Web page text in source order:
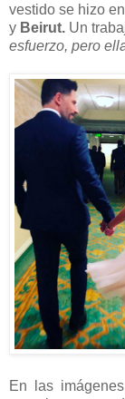
vestido se hizo
y Beirut. Un
esfuerzo, pero
En las